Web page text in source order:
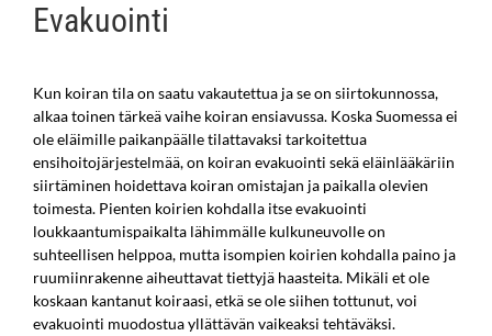
Evakuointi
Kun koiran tila on saatu vakautettua ja se on siirtokunnossa,
alkaa toinen tärkeä vaihe koiran ensiavussa. Koska Suomessa ei
ole eläimille paikanpäälle tilattavaksi tarkoitettua
ensihoitojärjestelmää, on koiran evakuointi sekä eläinlääkäriin
siirtäminen hoidettava koiran omistajan ja paikalla olevien
toimesta. Pienten koirien kohdalla itse evakuointi
loukkaantumispaikalta lähimmälle kulkuneuvolle on
suhteellisen helppoa, mutta isompien koirien kohdalla paino ja
ruumiinrakenne aiheuttavat tiettyjä haasteita. Mikäli et ole
koskaan kantanut koiraasi, etkä se ole siihen tottunut, voi
evakuointi muodostua yllättävän vaikeaksi tehtäväksi.